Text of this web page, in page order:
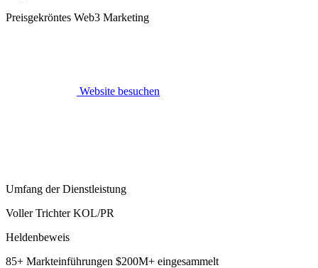
Preisgekröntes Web3 Marketing
Website besuchen
Umfang der Dienstleistung
Voller Trichter KOL/PR
Heldenbeweis
85+ Markteinführungen $200M+ eingesammelt